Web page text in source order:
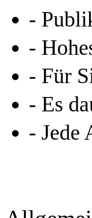
-
-
- Für
- Es
- Jede